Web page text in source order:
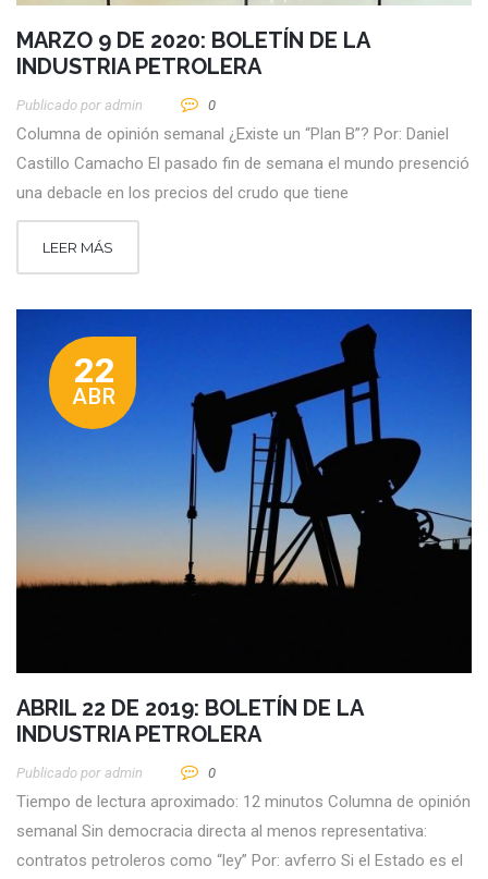
MARZO 9 DE 2020: BOLETÍN DE LA
INDUSTRIA PETROLERA
Publicado por Admin 0
Columna de opinión semanal ¿Existe un “Plan B”? Por: Daniel
Castillo Camacho El pasado fin de semana el mundo presenció
una debacle en los precios del crudo que tiene
LEER MÁS
22
ABR
ABRIL 22 DE 2019: BOLETÍN DE LA
INDUSTRIA PETROLERA
Publicado por Admin 0
Tiempo de lectura aproximado: 12 minutos Columna de opinión
semanal Sin democracia directa al menos representativa:
contratos petroleros como “ley” Por: avferro Si el Estado es el